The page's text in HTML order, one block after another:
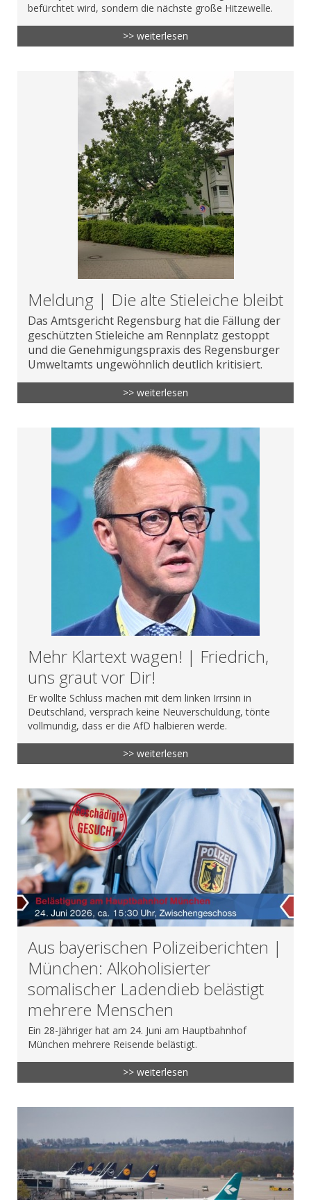
befürchtet wird, sondern die nächste große Hitzewelle.
>> weiterlesen
Meldung | Die alte Stieleiche bleibt
Das Amtsgericht Regensburg hat die Fällung der
geschützten Stieleiche am Rennplatz gestoppt
und die Genehmigungspraxis des Regensburger
Umweltamts ungewöhnlich deutlich kritisiert.
>> weiterlesen
Mehr Klartext wagen! | Friedrich,
uns graut vor Dir!
Er wollte Schluss machen mit dem linken Irrsinn in
Deutschland, versprach keine Neuverschuldung, tönte
vollmundig, dass er die AfD halbieren werde.
>> weiterlesen
Aus bayerischen Polizeiberichten |
München: Alkoholisierter
somalischer Ladendieb belästigt
mehrere Menschen
Ein 28-Jähriger hat am 24. Juni am Hauptbahnhof
München mehrere Reisende belästigt.
>> weiterlesen